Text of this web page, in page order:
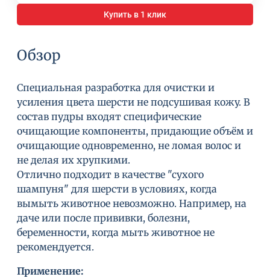
Купить в 1 клик
Обзор
Специальная разработка для очистки и
усиления цвета шерсти не подсушивая кожу. В
состав пудры входят специфические
очищающие компоненты, придающие объём и
очищающие одновременно, не ломая волос и
не делая их хрупкими.
Отлично подходит в качестве "сухого
шампуня" для шерсти в условиях, когда
вымыть животное невозможно. Например, на
даче или после прививки, болезни,
беременности, когда мыть животное не
рекомендуется.
Применение: